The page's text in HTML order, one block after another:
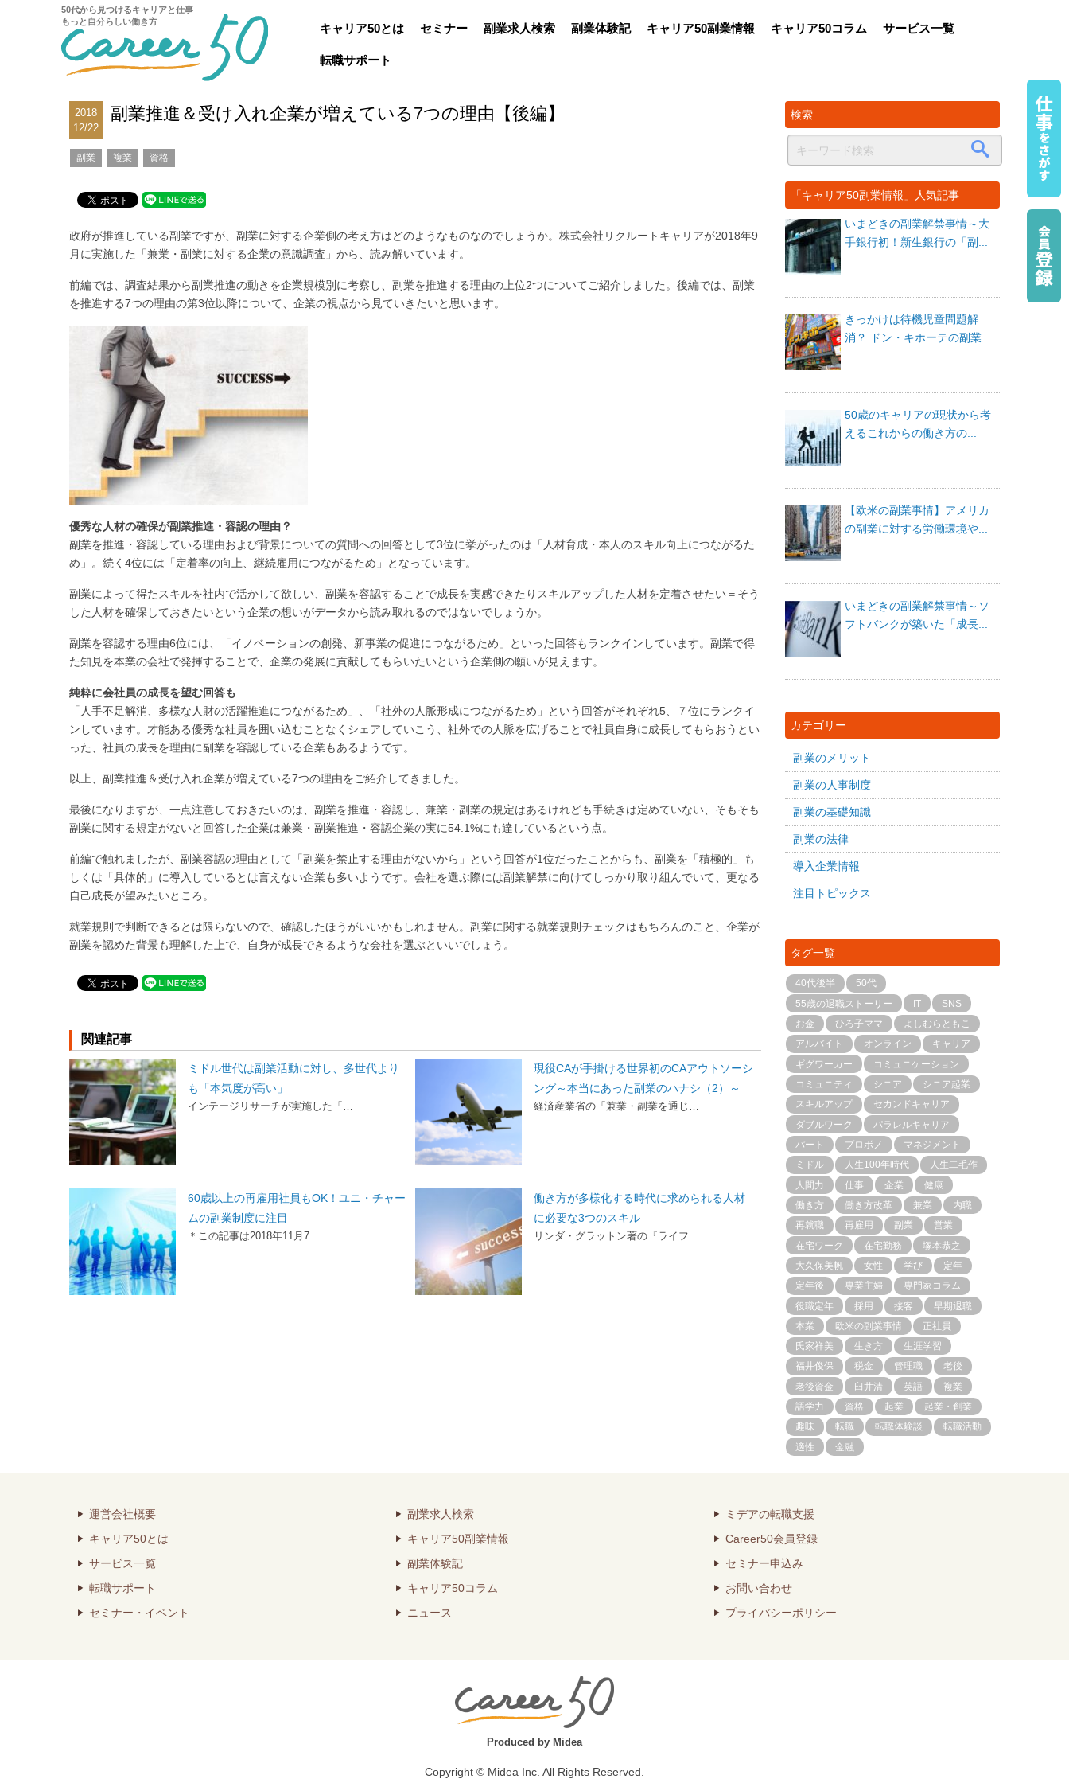
50代から見つけるキャリアと仕事
もっと自分らしい働き方
キャリア50とは セミナー 副業求人検索 副業体験記 キャリア50副業情報 キャリア50コラム サービス一覧
転職サポート
2018
12/22
副業推進＆受け入れ企業が増えている7つの理由【後編】
副業 複業 資格
政府が推進している副業ですが、副業に対する企業側の考え方はどのようなものなのでしょうか。株式会社リクルートキャリアが2018年9
月に実施した「兼業・副業に対する企業の意識調査」から、読み解いています。
前編では、調査結果から副業推進の動きを企業規模別に考察し、副業を推進する理由の上位2つについてご紹介しました。後編では、副業
を推進する7つの理由の第3位以降について、企業の視点から見ていきたいと思います。
優秀な人材の確保が副業推進・容認の理由？
副業を推進・容認している理由および背景についての質問への回答として3位に挙がったのは「人材育成・本人のスキル向上につながるた
め」。続く4位には「定着率の向上、継続雇用につながるため」となっています。
副業によって得たスキルを社内で活かして欲しい、副業を容認することで成長を実感できたりスキルアップした人材を定着させたい＝そう
した人材を確保しておきたいという企業の想いがデータから読み取れるのではないでしょうか。
副業を容認する理由6位には、「イノベーションの創発、新事業の促進につながるため」といった回答もランクインしています。副業で得
た知見を本業の会社で発揮することで、企業の発展に貢献してもらいたいという企業側の願いが見えます。
純粋に会社員の成長を望む回答も
「人手不足解消、多様な人財の活躍推進につながるため」、「社外の人脈形成につながるため」という回答がそれぞれ5、７位にランクイ
ンしています。才能ある優秀な社員を囲い込むことなくシェアしていこう、社外での人脈を広げることで社員自身に成長してもらおうとい
った、社員の成長を理由に副業を容認している企業もあるようです。
以上、副業推進＆受け入れ企業が増えている7つの理由をご紹介してきました。
最後になりますが、一点注意しておきたいのは、副業を推進・容認し、兼業・副業の規定はあるけれども手続きは定めていない、そもそも
副業に関する規定がないと回答した企業は兼業・副業推進・容認企業の実に54.1%にも達しているという点。
前編で触れましたが、副業容認の理由として「副業を禁止する理由がないから」という回答が1位だったことからも、副業を「積極的」も
しくは「具体的」に導入しているとは言えない企業も多いようです。会社を選ぶ際には副業解禁に向けてしっかり取り組んでいて、更なる
自己成長が望みたいところ。
就業規則で判断できるとは限らないので、確認したほうがいいかもしれません。副業に関する就業規則チェックはもちろんのこと、企業が
副業を認めた背景も理解した上で、自身が成長できるような会社を選ぶといいでしょう。
関連記事
ミドル世代は副業活動に対し、多世代より
も「本気度が高い」
インテージリサーチが実施した「…
現役CAが手掛ける世界初のCAアウトソーシ
ング～本当にあった副業のハナシ（2）～
経済産業省の「兼業・副業を通じ…
60歳以上の再雇用社員もOK！ユニ・チャー
ムの副業制度に注目
＊この記事は2018年11月7…
働き方が多様化する時代に求められる人材
に必要な3つのスキル
リンダ・グラットン著の『ライフ…
検索
「キャリア50副業情報」人気記事
いまどきの副業解禁事情～大
手銀行初！新生銀行の「副...
きっかけは待機児童問題解
消？ ドン・キホーテの副業...
50歳のキャリアの現状から考
えるこれからの働き方の...
【欧米の副業事情】アメリカ
の副業に対する労働環境や...
いまどきの副業解禁事情～ソ
フトバンクが築いた「成長...
カテゴリー
副業のメリット
副業の人事制度
副業の基礎知識
副業の法律
導入企業情報
注目トピックス
タグ一覧
40代後半
50代
55歳の退職ストーリー
IT
SNS
お金
ひろ子ママ
よしむらともこ
アルバイト
オンライン
キャリア
ギグワーカー
コミュニケーション
コミュニティ
シニア
シニア起業
スキルアップ
セカンドキャリア
ダブルワーク
パラレルキャリア
パート
プロボノ
マネジメント
ミドル
人生100年時代
人生二毛作
人間力
仕事 企業
健康
働き方
働き方改革 兼業
内職
再就職
再雇用 副業
営業
在宅ワーク
在宅勤務
塚本恭之
大久保美帆
女性 学び
定年
定年後
専業主婦
専門家コラム
役職定年
採用 接客
早期退職
本業
欧米の副業事情
正社員
氏家祥美
生き方
生涯学習
福井俊保
税金 管理職
老後
老後資金
臼井清 英語
複業
語学力
資格 起業
起業・創業
趣味
転職 転職体験談
転職活動
適性
金融
運営会社概要
キャリア50とは
サービス一覧
転職サポート
セミナー・イベント
副業求人検索
キャリア50副業情報
副業体験記
キャリア50コラム
ニュース
ミデアの転職支援
Career50会員登録
セミナー申込み
お問い合わせ
プライバシーポリシー
Produced by Midea
Copyright © Midea Inc. All Rights Reserved.